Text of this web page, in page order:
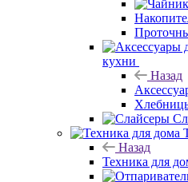
кухни
Назад
Назад
Техника для